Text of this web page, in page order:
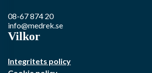
08-67 874 20
info@medrek.se
Vilkor
Integritets policy